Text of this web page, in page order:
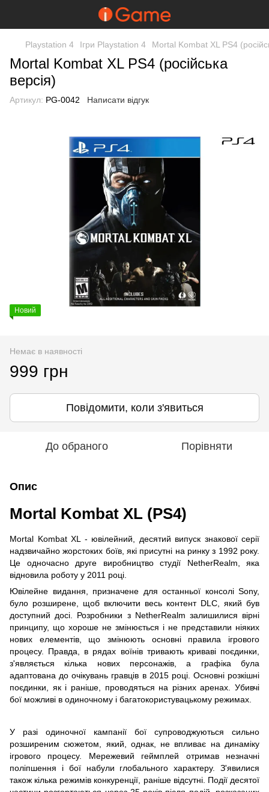
Playstation 4 Ігри Playstation 4 Mortal Kombat XL PS4
Mortal Kombat XL PS4 (російська
версія)
Артикул: PG-0042 Написати відгук
Новий
Немає в наявності
999 грн
Повідомити, коли з'явиться
До обраного Порівняти
Опис
Mortal Kombat XL (PS4)
Mortal Kombat XL - ювілейний, десятий випуск знакової серії
надзвичайно жорстоких боїв, які присутні на ринку з 1992 року.
Це одночасно друге виробництво студії NetherRealm, яка
відновила роботу у 2011 році.
Ювілейне видання, призначене для останньої консолі Sony,
було розширене, щоб включити весь контент DLC, який був
доступний досі. Розробники з NetherRealm залишилися вірні
принципу, що хороше не змінюється і не представили ніяких
нових елементів, що змінюють основні правила ігрового
процесу. Правда, в рядах воїнів тривають криваві поєдинки,
з'являється кілька нових персонажів, а графіка була
адаптована до очікувань гравців в 2015 році. Основні розкішні
поєдинки, як і раніше, проводяться на різних аренах. Убивчі
бої можливі в одиночному і багатокористувацькому режимах.
У разі одиночної кампанії бої супроводжуються сильно
розширеним сюжетом, який, однак, не впливає на динаміку
ігрового процесу. Мережевий геймплей отримав незначні
поліпшення і бої набули глобального характеру. З'явилися
також кілька режимів конкуренції, раніше відсутні. Події десятої